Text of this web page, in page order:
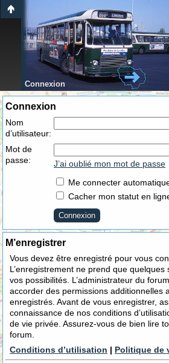
Connexion
Connexion
Nom
d’utilisateur:
Mot de
passe:
J’ai oublié mon mot de passe
Me connecter
Cacher mon statut en
M’enregistrer
Vous devez être enregistré pour vous
L’enregistrement ne prend que
vos possibilités. L’administrateur du
accorder des permissions additionnelles
enregistrés. Avant de vous enregistrer,
connaissance de nos conditions
de vie privée. Assurez-vous de bien lire
forum.
Conditions d’utilisation | Politique de